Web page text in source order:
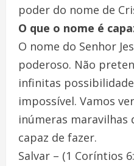
poder do nome de
O que o nome é
O nome do Senhor
poderoso. Não
infinitas
impossível. Vamos
inúmeras maravilhas
capaz de fazer.
Salvar – (1 Coríntios